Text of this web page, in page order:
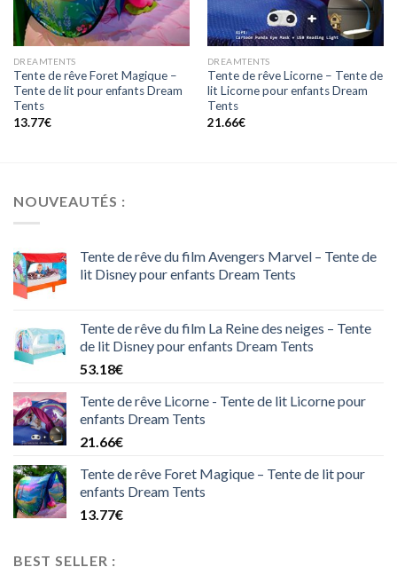
DREAMTENTS
Tente de rêve Foret Magique –
Tente de lit pour enfants Dream
Tents
13.77€
DREAMTENTS
Tente de rêve Licorne – Tente de
lit Licorne pour enfants Dream
Tents
21.66€
NOUVEAUTÉS :
Tente de rêve du film Avengers Marvel – Tente de
lit Disney pour enfants Dream Tents
Tente de rêve du film La Reine des neiges – Tente
de lit Disney pour enfants Dream Tents
53.18€
Tente de rêve Licorne - Tente de lit Licorne pour
enfants Dream Tents
21.66€
Tente de rêve Foret Magique – Tente de lit pour
enfants Dream Tents
13.77€
BEST SELLER :